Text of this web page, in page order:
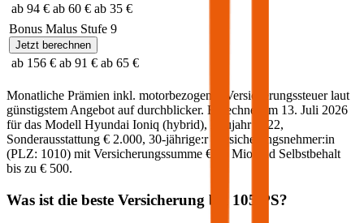
ab 94 € ab 60 € ab 35 €
Bonus Malus Stufe 9
Jetzt berechnen
ab 156 € ab 91 € ab 65 €
Monatliche Prämien inkl. motorbezogener Versicherungssteuer laut
günstigstem Angebot auf durchblicker. Berechnet am 13. Juli 2026
für das Modell Hyundai Ioniq (hybrid), Baujahr 2022,
Sonderausstattung € 2.000, 30-jährige:rVersicherungsnehmer:in
(PLZ: 1010) mit Versicherungssumme € 20 Mio und Selbstbehalt
bis zu € 500.
Was ist die beste Versicherung bei 105 PS?